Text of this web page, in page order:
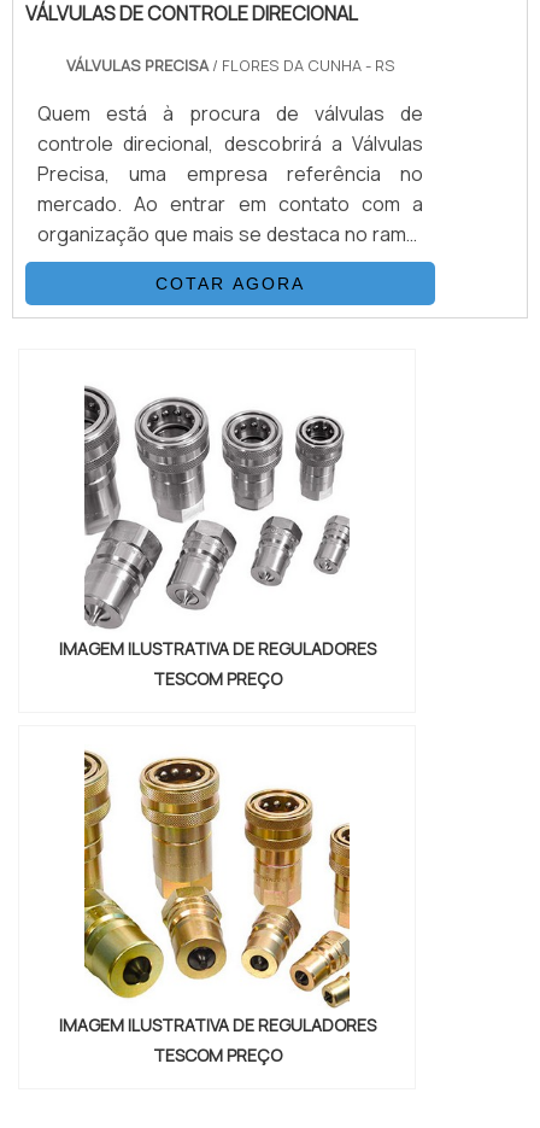
VÁLVULAS DE CONTROLE DIRECIONAL
VÁLVULAS PRECISA/ FLORES DA CUNHA - RS
Quem está à procura de válvulas de
controle direcional, descobrirá a Válvulas
Precisa, uma empresa referência no
mercado. Ao entrar em contato com a
organização que mais se destaca no ramo,
o cliente receberá um suporte completo
para sanar eventuais dúvidas sobre o
produto a ser adquirido.MAIS
CONTROLE DIRECIONALQuem quer
encontrar válvulas de controle direcional
em uma empresa que preza pela
segurança, enc...
COTAR AGORA
IMAGEM ILUSTRATIVA DE REGULADORES
TESCOM PREÇO
IMAGEM ILUSTRATIVA DE REGULADORES
TESCOM PREÇO